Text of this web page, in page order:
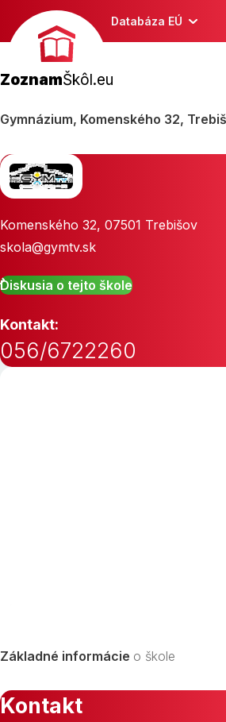
Databáza EÚ
ZoznamŠkôl.eu
Gymnázium, Komenského 32,
Komenského 32, 07501 Trebišov
skola@gymtv.sk
Diskusia o tejto škole
Kontakt:
056/6722260
Základné informácie o škole
Kontakt